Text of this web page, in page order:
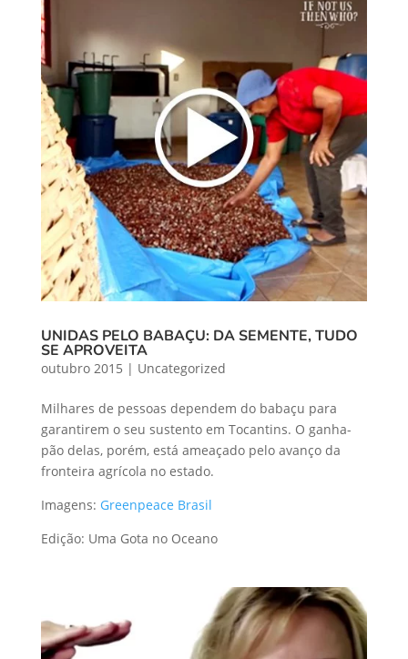
UNIDAS PELO BABAÇU: DA SEMENTE, TUDO
SE APROVEITA
outubro 2015 | Uncategorized
Milhares de pessoas dependem do babaçu para
garantirem o seu sustento em Tocantins. O ganha-
pão delas, porém, está ameaçado pelo avanço da
fronteira agrícola no estado.
Imagens: Greenpeace Brasil
Edição: Uma Gota no Oceano